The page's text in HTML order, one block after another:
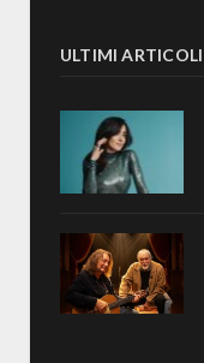
ULTIMI ARTICOLI